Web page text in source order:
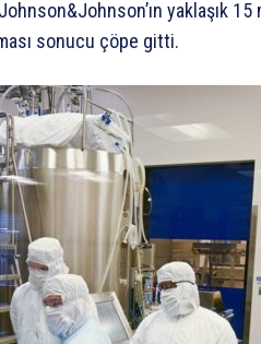
yaklaşık
sonucu çöpe gitti.